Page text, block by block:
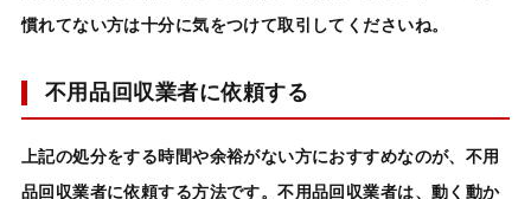
慣れてない方は十分に気をつけて取引してくださいね。
不用品回収業者に依頼する
上記の処分をする時間や余裕がない方におすすめなのが、 不用
品回収業者に依頼する方法です。不用品回収業者は、動く動か